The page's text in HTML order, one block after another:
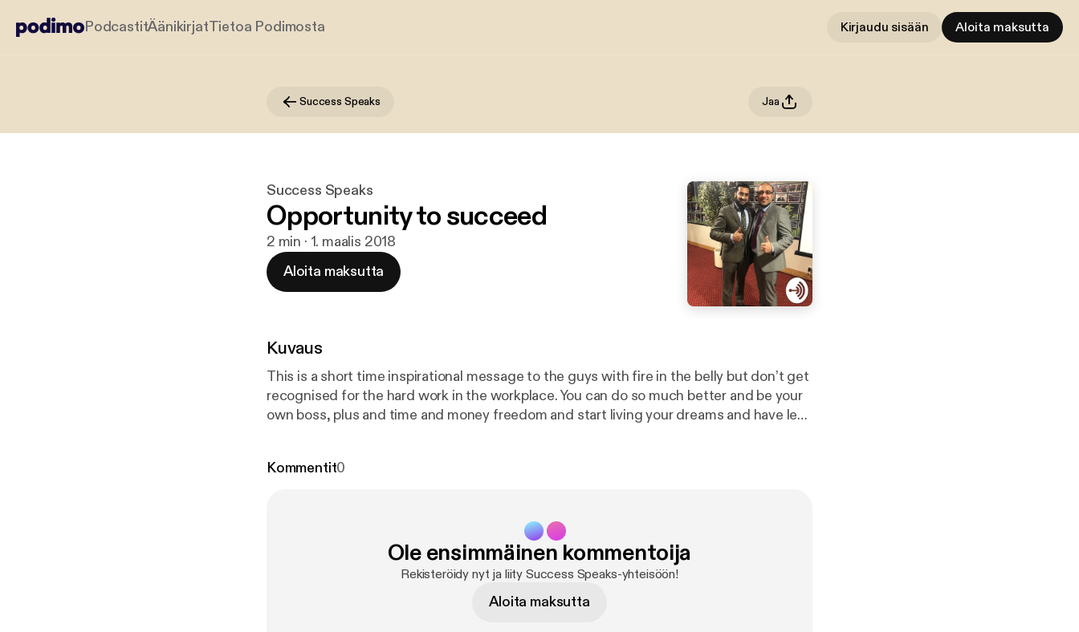
PodcastitÄänikirjatTietoa Podimosta Kirjaudu sisään Aloita maksutta
Success Speaks Jaa
Success Speaks
Opportunity to succeed
2 min · 1. maalis 2018
Aloita maksutta
Kuvaus
This is a short time inspirational message to the guys with fire in the belly but don’t get
recognised for the hard work in the workplace. You can do so much better and be your
own boss, plus and time and money freedom and start living your dreams and have less
Kommentit0
Ole ensimmäinen kommentoija
Rekisteröidy nyt ja liity Success Speaks-yhteisöön!
Aloita maksutta